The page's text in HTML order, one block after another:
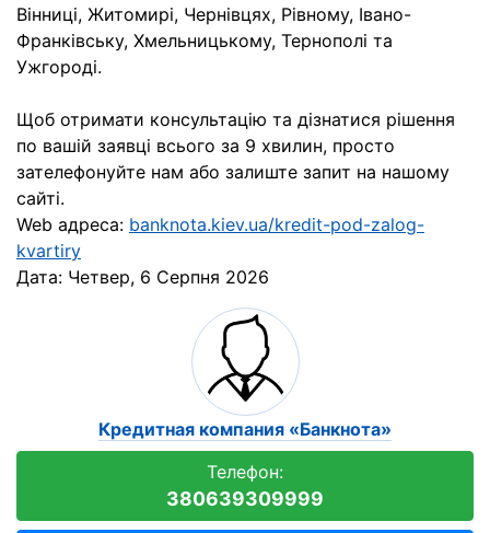
Вінниці, Житомирі, Чернівцях, Рівному, Івано-
Франківську, Хмельницькому, Тернополі та
Ужгороді.
Щоб отримати консультацію та дізнатися рішення
по вашій заявці всього за 9 хвилин, просто
зателефонуйте нам або залиште запит на нашому
сайті.
Web адреса: banknota.kiev.ua/kredit-pod-zalog-
kvartiry
Дата: Четвер, 6 Серпня 2026
Кредитная компания «Банкнота»
Телефон:
380639309999